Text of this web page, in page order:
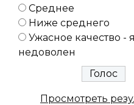
Среднее
Ниже среднего
Ужасное качество -
недоволен
Просмотреть